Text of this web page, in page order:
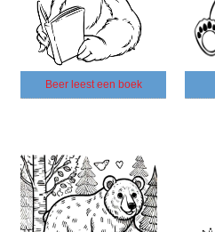
Beer leest een boek